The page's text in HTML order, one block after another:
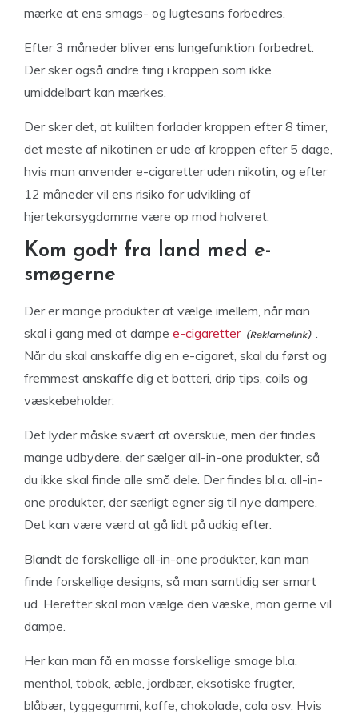
mærke at ens smags- og lugtesans forbedres.
Efter 3 måneder bliver ens lungefunktion forbedret.
Der sker også andre ting i kroppen som ikke
umiddelbart kan mærkes.
Der sker det, at kulilten forlader kroppen efter 8 timer,
det meste af nikotinen er ude af kroppen efter 5 dage,
hvis man anvender e-cigaretter uden nikotin, og efter
12 måneder vil ens risiko for udvikling af
hjertekarsygdomme være op mod halveret.
Kom godt fra land med e-
smøgerne
Der er mange produkter at vælge imellem, når man
skal i gang med at dampe e-cigaretter
.
Når du skal anskaffe dig en e-cigaret, skal du først og
fremmest anskaffe dig et batteri, drip tips, coils og
væskebeholder.
Det lyder måske svært at overskue, men der findes
mange udbydere, der sælger all-in-one produkter, så
du ikke skal finde alle små dele. Der findes bl.a. all-in-
one produkter, der særligt egner sig til nye dampere.
Det kan være værd at gå lidt på udkig efter.
Blandt de forskellige all-in-one produkter, kan man
finde forskellige designs, så man samtidig ser smart
ud. Herefter skal man vælge den væske, man gerne vil
dampe.
Her kan man få en masse forskellige smage bl.a.
menthol, tobak, æble, jordbær, eksotiske frugter,
blåbær, tyggegummi, kaffe, chokolade, cola osv. Hvis